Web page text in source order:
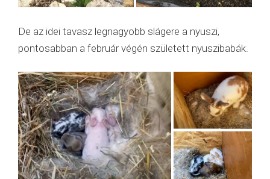
De az idei tavasz legnagyobb slágere a nyuszi,
pontosabban a február végén született nyuszibabák.